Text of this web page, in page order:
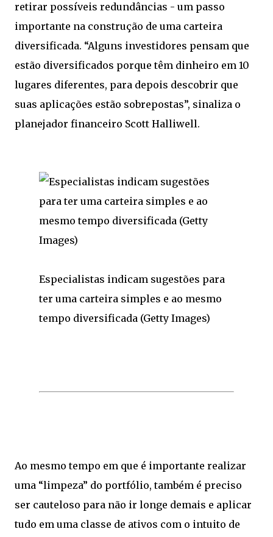
retirar possíveis redundâncias - um passo
importante na construção de uma carteira
diversificada. “Alguns investidores pensam que
estão diversificados porque têm dinheiro em 10
lugares diferentes, para depois descobrir que
suas aplicações estão sobrepostas”, sinaliza o
planejador financeiro Scott Halliwell.
Especialistas indicam sugestões para
ter uma carteira simples e ao mesmo
tempo diversificada (Getty Images)
Ao mesmo tempo em que é importante realizar
uma “limpeza” do portfólio, também é preciso
ser cauteloso para não ir longe demais e aplicar
tudo em uma classe de ativos com o intuito de